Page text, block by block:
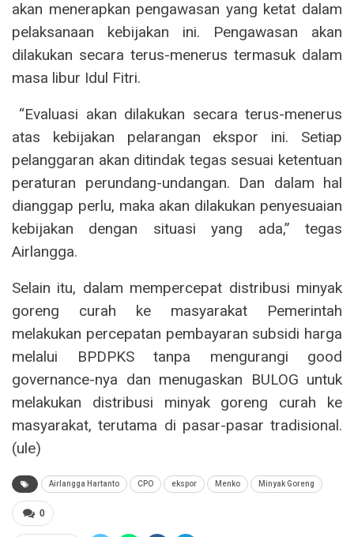
akan menerapkan pengawasan yang ketat dalam
pelaksanaan kebijakan ini. Pengawasan akan
dilakukan secara terus-menerus termasuk dalam
masa libur Idul Fitri.
“Evaluasi akan dilakukan secara terus-menerus
atas kebijakan pelarangan ekspor ini. Setiap
pelanggaran akan ditindak tegas sesuai ketentuan
peraturan perundang-undangan. Dan dalam hal
dianggap perlu, maka akan dilakukan penyesuaian
kebijakan dengan situasi yang ada,” tegas
Airlangga.
Selain itu, dalam mempercepat distribusi minyak
goreng curah ke masyarakat Pemerintah
melakukan percepatan pembayaran subsidi harga
melalui BPDPKS tanpa mengurangi good
governance-nya dan menugaskan BULOG untuk
melakukan distribusi minyak goreng curah ke
masyarakat, terutama di pasar-pasar tradisional.
(ule)
Airlangga Hartanto CPO ekspor Menko Minyak Goreng
0